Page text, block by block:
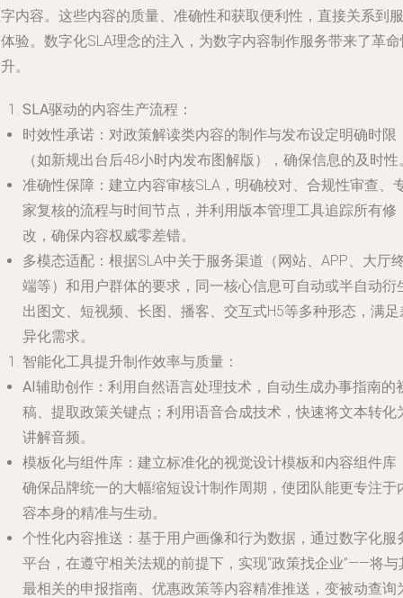
内容。这些内容的质量、准确性和获取便利性，直接关系到服
验。数字化SLA理念的注入，为数字内容制作服务带来了革
。
SLA驱动的内容生产流程 ：
时效性承诺 ：对政策解读类内容的制作与发布设定明确时限
（如新规出台后48小时内发布图解版），确保信息的及时性
准确性保障 ：建立内容审核SLA，明确校对、合规性审查、
家复核的流程与时间节点，并利用版本管理工具追踪所有修
改，确保内容权威零差错。
多模态适配 ：根据SLA中关于服务渠道（网站、APP、大厅
端等）和用户群体的要求，同一核心信息可自动或半自动衍
出图文、短视频、长图、播客、交互式H5等多种形态，满足
异化需求。
智能化工具提升制作效率与质量 ：
AI辅助创作 ：利用自然语言处理技术，自动生成办事指南的
稿、提取政策关键点；利用语音合成技术，快速将文本转化
讲解音频。
模板化与组件库 ：建立标准化的视觉设计模板和内容组件库
确保品牌统一的大幅缩短设计制作周期，使团队能更专注于
容本身的精准与生动。
个性化内容推送 ：基于用户画像和行为数据，通过数字化服
平台，在遵守相关法规的前提下，实现“政策找企业”——将与
最相关的申报指南、优惠政策等内容精准推送，变被动查询